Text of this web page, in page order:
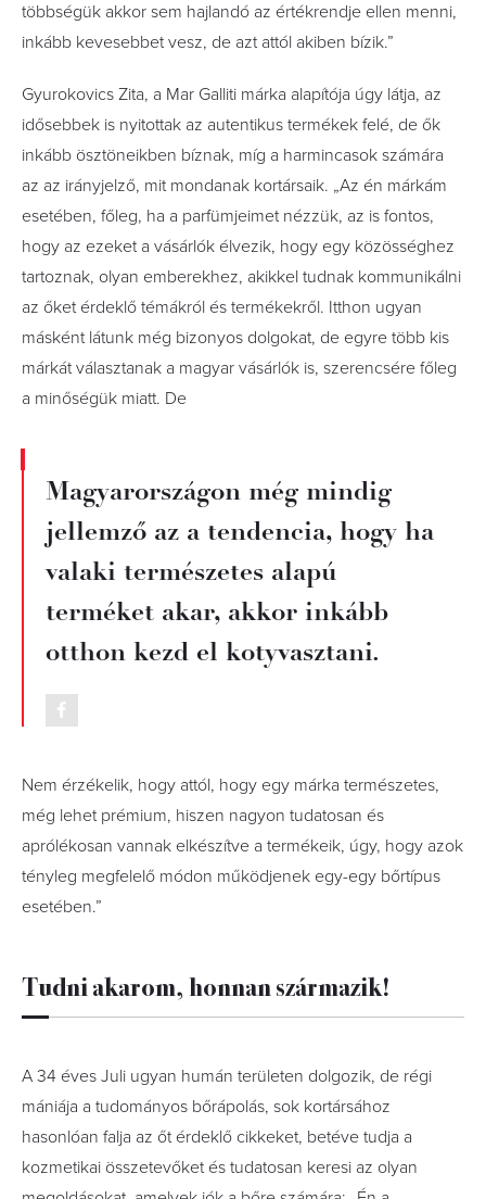
többségük akkor sem hajlandó az értékrendje ellen menni,
inkább kevesebbet vesz, de azt attól akiben bízik.”
Gyurokovics Zita, a Mar Galliti márka alapítója úgy látja, az
idősebbek is nyitottak az autentikus termékek felé, de ők
inkább ösztöneikben bíznak, míg a harmincasok számára
az az irányjelző, mit mondanak kortársaik. „Az én márkám
esetében, főleg, ha a parfümjeimet nézzük, az is fontos,
hogy az ezeket a vásárlók élvezik, hogy egy közösséghez
tartoznak, olyan emberekhez, akikkel tudnak kommunikálni
az őket érdeklő témákról és termékekről. Itthon ugyan
másként látunk még bizonyos dolgokat, de egyre több kis
márkát választanak a magyar vásárlók is, szerencsére főleg
a minőségük miatt. De
Magyarországon még mindig
jellemző az a tendencia, hogy ha
valaki természetes alapú
terméket akar, akkor inkább
otthon kezd el kotyvasztani.
Nem érzékelik, hogy attól, hogy egy márka természetes,
még lehet prémium, hiszen nagyon tudatosan és
aprólékosan vannak elkészítve a termékeik, úgy, hogy azok
tényleg megfelelő módon működjenek egy-egy bőrtípus
esetében.”
Tudni akarom, honnan származik!
A 34 éves Juli ugyan humán területen dolgozik, de régi
mániája a tudományos bőrápolás, sok kortársához
hasonlóan falja az őt érdeklő cikkeket, betéve tudja a
kozmetikai összetevőket és tudatosan keresi az olyan